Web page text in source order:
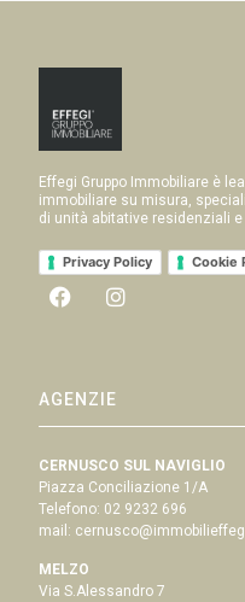
Effegi Gruppo Immobiliare è
immobiliare su misura,
di unità abitative residenziali
Privacy Policy Cookie
AGENZIE
CERNUSCO SUL NAVIGLIO
Piazza Conciliazione 1/A
Telefono: 02 9232 696
mail:
MELZO
Via S.Alessandro 7